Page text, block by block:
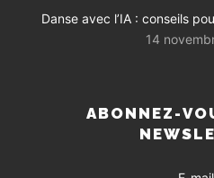
Danse avec l’IA : conseils
14
ABONNEZ-